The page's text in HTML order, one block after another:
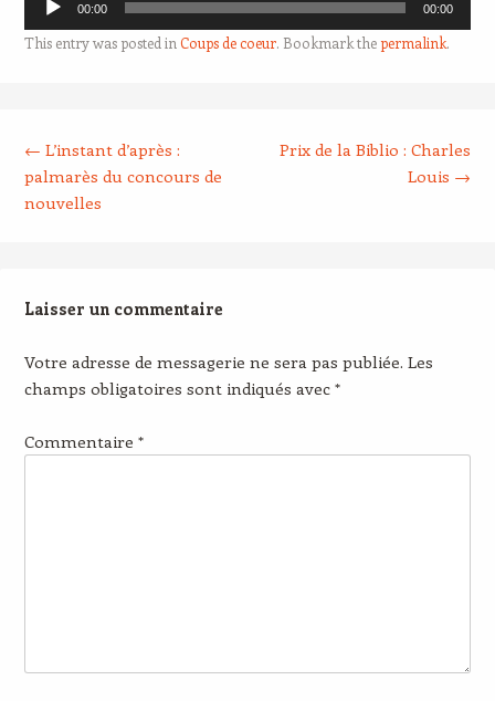
audio
00:00 00:00
This entry was posted in Coups de coeur. Bookmark thepermalink.
← L’instant d’après :
palmarès du concours de
nouvelles
Prix de la Biblio : Charles
Louis →
Laisser un commentaire
Votre adresse de messagerie ne sera pas publiée. Les
champs obligatoires sont indiqués avec *
Commentaire *